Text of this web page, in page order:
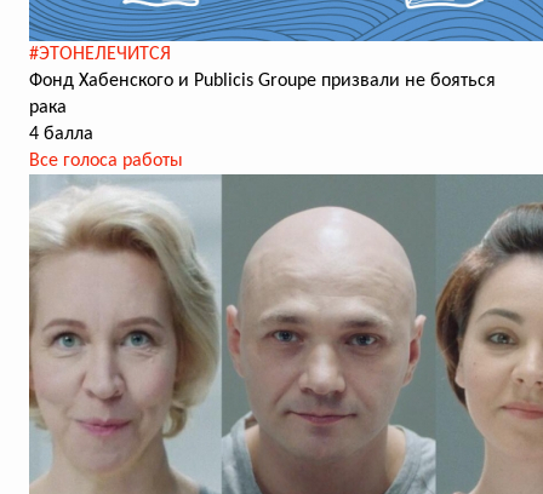
#ЭТОНЕЛЕЧИТСЯ
Фонд Хабенского и Publicis Groupe призвали не бояться
рака
4 балла
Все голоса работы